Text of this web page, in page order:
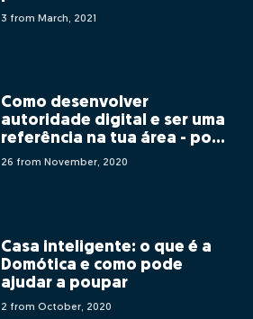
3 from March, 2021
Como desenvolver
autoridade digital e ser uma
referência na tua área - por
Adriana Gonçalves
26 from November, 2020
Casa inteligente: o que é a
Domótica e como pode
ajudar a poupar
2 from October, 2020